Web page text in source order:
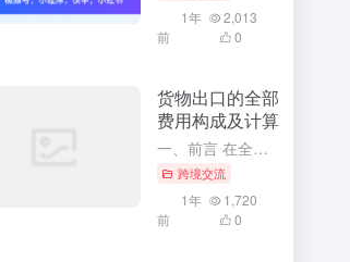
1年
前
2,013
0
货物出口的全部
费用构成及计算
一、前言 在全球化的今天，货物出口已经成为了众多企业和商家开展国际贸易的主要方式。要想顺利地开展货物出口业务，必须充分了解货物出口的全部费用构成及其计算方法。这将有助于企业更精确地掌握出口成本，合理制...
跨境交流
1年
前
1,720
0